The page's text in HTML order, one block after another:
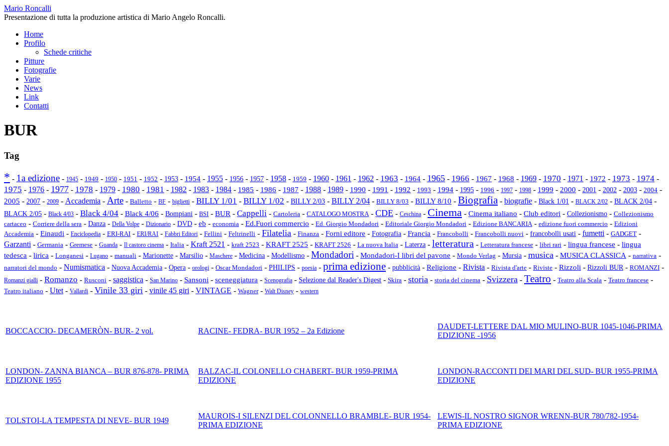
Mario Roncalli
Presentazione di tutta la produzione artistica di Mario Angelo Roncalli.
Home
Profilo
Schede critiche
Pitture
Fotografie
Varie
News
Link
Contatti
BUR
Tag
* - 1a edizione - 1945 - 1949 - 1950 - 1951 - 1952 - 1953 - 1954 - 1955 - 1956 - 1957 - 1958 - 1959 - 1960 - 1961 - 1962 - 1963 - 1964 - 1965 - 1966 - 1967 - 1968 - 1969 - 1970 - 1971 - 1972 - 1973 - 1974 -
1975 - 1976 - 1977 - 1978 - 1979 - 1980 - 1981 - 1982 - 1983 - 1984 - 1985 - 1986 - 1987 - 1988 - 1989 - 1990 - 1991 - 1992 - 1993 - 1994 - 1995 - 1996 - 1997 - 1998 - 1999 - 2000 - 2001 - 2002 - 2003 - 2004 -
2005 - 2007 - 2009 - Accademia - Arte - Balletto - BF - biglietti - BILLY 1/01 - BILLY 1/02 - BILLY 2/03 - BILLY 2/04 - BILLY 8/03 - BILLY 8/10 - Biografia - biografie - Black 1/01 - BLACK 2/02 - BLACK 2/04 -
BLACK 2/05 - Black 4/03 - Black 4/04 - Black 4/06 - Bompiani - BSI - BUR - Cappelli - Cartoleria - CATALOGO MOSTRA - CDE - Ceschina - Cinema - Cinema italiano - Club editori - Collezionismo - Collezionismo
cartaceo - Corriere della sera - Danza - Della Volpe - Dizionario - DVD - eb - economia - Ed.Fuori commercio - Ed. Giorgio Mondadori - Editoriale Giorgio Mondadori - Edizione BANCARIA - edizione fuori commercio - Edizioni
Accademia - Einaudi - Enciclopedia - ERI-RAI - ERI/RAI - Fabbri Editori - Fellini - Feltrinelli - Filatelia - Finanza - Forni editore - Fotografia - Francia - Francobolli - Francobolli nuovi - francobolli usati - fumetti - GADGET -
Garzanti - Germania - Gremese - Guanda - Il castoro cinema - Italia - Kraft 2521 - kraft 2523 - KRAFT 2525 - KRAFT 2526 - La nuova Italia - Laterza - letteratura - Letteratura francese - libri rari - lingua francese - lingua
tedesca - lirica - Longanesi - Lugano - manuali - Marionette - Marsilio - Maschere - Medicina - Modellismo - Mondadori - Mondadori-I libri del pavone - Mondo Verlag - Mursia - musica - MUSICA CLASSICA - narrativa -
narratori del mondo - Numismatica - Nuova Accademia - Opera - orologi - Oscar Mondadori - PHILIPS - poesia - prima edizione - pubblicità - Religione - Rivista - Rivista d'arte - Riviste - Rizzoli - Rizzoli BUR - ROMANZI -
Romanzi gialli - Romanzo - Rusconi - saggistica - San Marino - Sansoni - sceneggiatura - Scenografia - Selezione dal Reader's Digest - Skira - storia - storia del cinema - Svizzera - Teatro - Teatro alla Scala - Teatro francese -
Teatro italiano - Utet - Vallardi - Vinile 33 giri - vinile 45 giri - VINTAGE - Wagner- Walt Disney - western
BOCCACCIO- DECAMERÒN- BUR- 2 vol. RACINE- FEDRA- BUR 1952 – 2a Edizione
DAUDET-LETTERE DAL MIO MULINO-BUR 1045-1046-PRIMA
EDIZIONE -1956
LONDON- ZANNA BIANCA – BUR 876-878- PRIMA
EDIZIONE 1955
BALZAC-IL COLONELLO CHABERT- BUR 1959-PRIMA
EDIZIONE
LONDON-RACCONTI DEI MARI DEL SUD- BUR 1955-PRIMA
EDIZIONE
TOLSTOI-LA TEMPESTA DI NEVE- BUR 1949
MAUROIS-I SILENZI DEL COLONNELLO BRAMBLE- BUR 1954-
PRIMA EDIZIONE
LEWIS-IL NOSTRO SIGNOR WRENN-BUR 780/782-1954-
PRIMA EDIZIONE